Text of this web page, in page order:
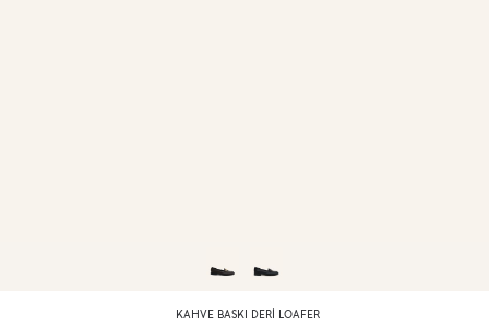
KAHVE BASKI DERI LOAFER